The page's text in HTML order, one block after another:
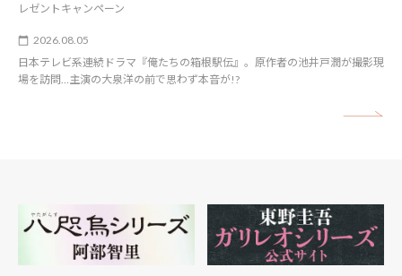
レゼントキャンペーン
2026.08.05
日本テレビ系連続ドラマ『俺たちの箱根駅伝』。原作者の池井戸潤が撮影現
場を訪問…主演の大泉洋の前で思わず本音が!?